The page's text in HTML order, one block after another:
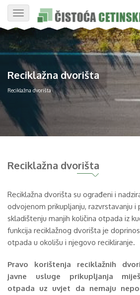
Toggle
navigation
Reciklažna dvorišta
Reciklažna dvorišta
Reciklažna dvorišta
Reciklažna dvorišta su ograđeni i
odvojenom prikupljanju, razvrstavanju i
skladištenju manjih količina otpada iz
funkcija reciklažnog dvorišta je
otpada u okolišu i njegovo recikliranje.
Pravo korištenja reciklažnih
javne usluge prikupljanja
otpada uz uvjet da nemaju